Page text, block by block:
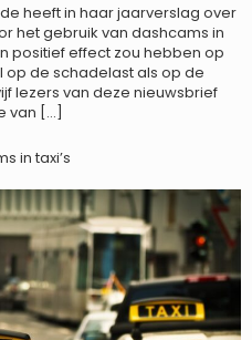
heeft in haar jaarverslag over
het gebruik van dashcams in
positief effect zou hebben op
de schadelast als op de
lezers van deze nieuwsbrief
van […]
in taxi’s